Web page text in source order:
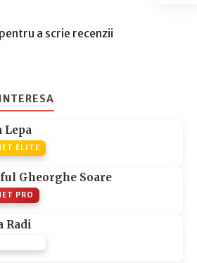
pentru a scrie recenzii
Lepa
ELITE
Gheorghe Soare
PRO
Radi